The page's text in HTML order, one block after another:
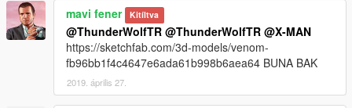
mavi fener Kitíltva
@ThunderWolfTR @ThunderWolfTR @X-MAN
https://sketchfab.com/3d-models/venom-
fb96bb1f4c4647e6ada61b998b6aea64 BUNA BAK
2019. április 27.